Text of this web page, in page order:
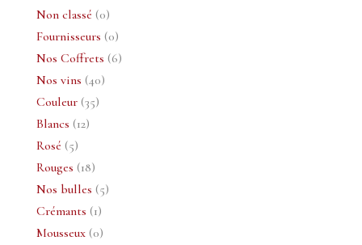
Non classé 00
produit
Fournisseurs 00
produit
Nos Coffrets 66
Nos vins 4040
Couleur 3535
Blancs 1212
Rosé 55
produits
Rouges 1818
produits
Nos bulles 55
Crémants 11
produit
Mousseux 00